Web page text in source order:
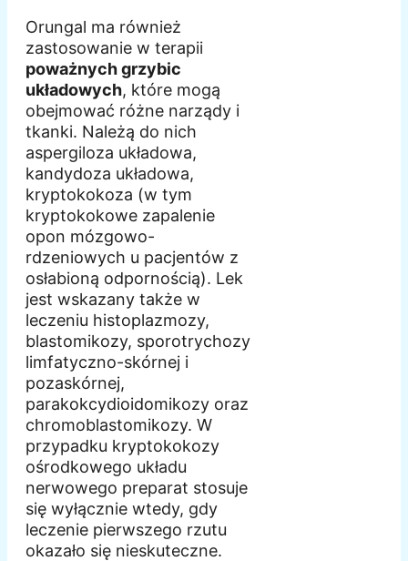
Orungal ma również
zastosowanie w terapii
poważnych grzybic
układowych, które mogą
obejmować różne narządy i
tkanki. Należą do nich
aspergiloza układowa,
kandydoza układowa,
kryptokokoza (w tym
kryptokokowe zapalenie
opon mózgowo-
rdzeniowych u pacjentów z
osłabioną odpornością). Lek
jest wskazany także w
leczeniu histoplazmozy,
blastomikozy, sporotrychozy
limfatyczno-skórnej i
pozaskórnej,
parakokcydioidomikozy oraz
chromoblastomikozy. W
przypadku kryptokokozy
ośrodkowego układu
nerwowego preparat stosuje
się wyłącznie wtedy, gdy
leczenie pierwszego rzutu
okazało się nieskuteczne.